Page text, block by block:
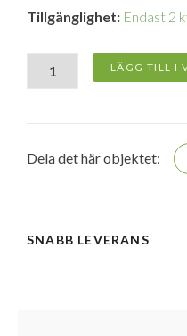
Tillgänglighet: Endast 2
Apple
20W
strömadapter
LÄGG TILL I
Dela det här objektet:
SNABB LEVERANS